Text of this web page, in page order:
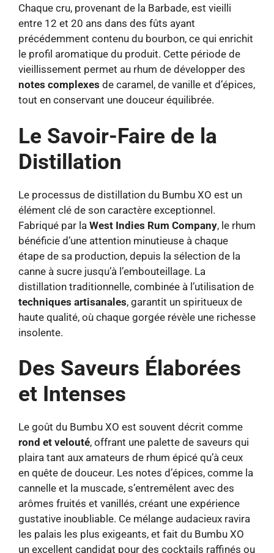
Chaque cru, provenant de la Barbade, est vieilli
entre 12 et 20 ans dans des fûts ayant
précédemment contenu du bourbon, ce qui enrichit
le profil aromatique du produit. Cette période de
vieillissement permet au rhum de développer des
notes complexes de caramel, de vanille et d’épices,
tout en conservant une douceur équilibrée.
Le Savoir-Faire de la
Distillation
Le processus de distillation du Bumbu XO est un
élément clé de son caractère exceptionnel.
Fabriqué par la West Indies Rum Company, le rhum
bénéficie d’une attention minutieuse à chaque
étape de sa production, depuis la sélection de la
canne à sucre jusqu’à l’embouteillage. La
distillation traditionnelle, combinée à l’utilisation de
techniques artisanales, garantit un spiritueux de
haute qualité, où chaque gorgée révèle une richesse
insolente.
Des Saveurs Élaborées
et Intenses
Le goût du Bumbu XO est souvent décrit comme
rond et velouté, offrant une palette de saveurs qui
plaira tant aux amateurs de rhum épicé qu’à ceux
en quête de douceur. Les notes d’épices, comme la
cannelle et la muscade, s’entremêlent avec des
arômes fruités et vanillés, créant une expérience
gustative inoubliable. Ce mélange audacieux ravira
les palais les plus exigeants, et fait du Bumbu XO
un excellent candidat pour des cocktails raffinés ou